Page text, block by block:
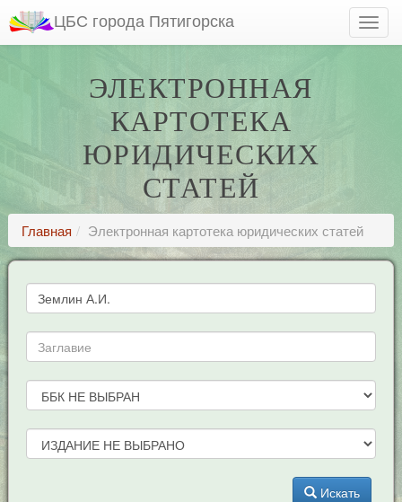
ЦБС города Пятигорска
ЭЛЕКТРОННАЯ
КАРТОТЕКА
ЮРИДИЧЕСКИХ
СТАТЕЙ
Главная Электронная картотека юридических статей
Искать